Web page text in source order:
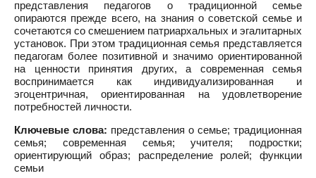
представления педагогов о традиционной семье
опираются прежде всего, на знания о советской семье и
сочетаются со смешением патриархальных и эгалитарных
установок. При этом традиционная семья представляется
педагогам более позитивной и значимо ориентированной
на ценности принятия других, а современная семья
воспринимается как индивидуализированная и
эгоцентричная, ориентированная на удовлетворение
потребностей личности.
Ключевые слова: представления о семье; традиционная
семья; современная семья; учителя; подростки;
ориентирующий образ; распределение ролей; функции
семьи